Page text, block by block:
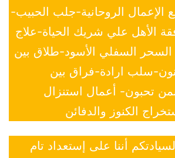
الروحانية-جلب الحبيب-
الأهل علي شريك الحياة-علاج
السفلي الأسود-طلاق بين
سلب ارادة-فراق بين
تحبون- أعمال استنزال
الكنوز والدفائن
أننا على إستعداد تام